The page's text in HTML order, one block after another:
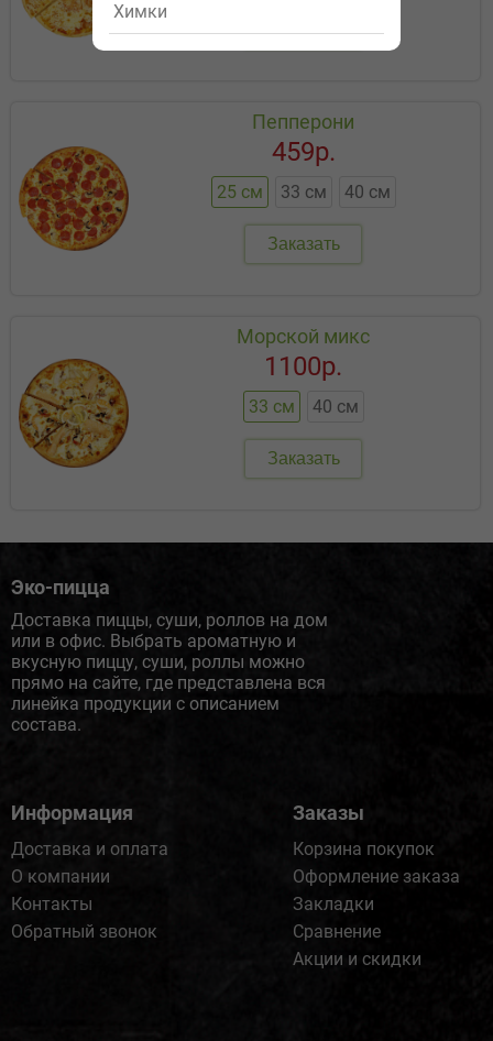
Химки
Заказать
Пепперони
25 см 33 см 40 см
459р.
Заказать
Морской микс
33 см 40 см
1100р.
Заказать
Эко-пицца
Доставка пиццы, суши, роллов на дом
или в офис. Выбрать ароматную и
вкусную пиццу, суши, роллы можно
прямо на сайте, где представлена вся
линейка продукции с описанием
состава.
Информация
Доставка и оплата
О компании
Контакты
Обратный звонок
Заказы
Корзина покупок
Оформление заказа
Закладки
Сравнение
Акции и скидки